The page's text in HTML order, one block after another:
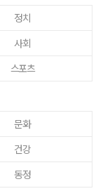
정치
사회
스포츠
문화
건강
동정